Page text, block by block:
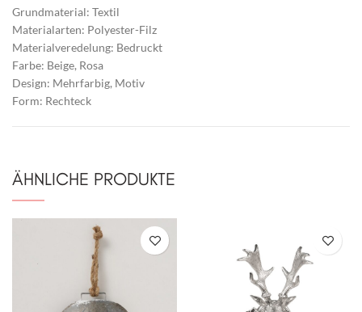
Grundmaterial: Textil
Materialarten: Polyester-Filz
Materialveredelung: Bedruckt
Farbe: Beige, Rosa
Design: Mehrfarbig, Motiv
Form: Rechteck
ÄHNLICHE PRODUKTE